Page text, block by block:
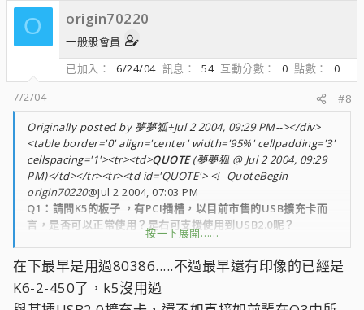
O origin70220
一般般會員
已加入
6/24/04 訊息 54 互動分數 0 點數
0
7/2/04
#8
Originally posted by 夢夢狐+Jul 2 2004, 09:29 PM--></div>
<table border='0' align='center' width='95%' cellpadding='3'
cellspacing='1'><tr><td>QUOTE(夢夢狐 @ Jul 2 2004, 09:29
PM)</td></tr><tr><td id='QUOTE'> <!--QuoteBegin-
origin70220@Jul 2 2004, 07:03 PM
Q1：請問K5的板子 ，有PCI插槽，以目前市售的USB擴充卡而
言，是否可以正常使用？是右可支援使用到USB2.0呢？
Q2：K5的板子…唉…沒有電池，舊型的BISO，設了密嗎後，忘
記了！如何消除密碼記憶？(這個死小孩把密碼忘了！這無所
謂，重點是她跟本就不知道說明書在那裡… )
而我也找不到有CLS的JUMP啦！眼花…
Q3：這個死小孩還跟我說：幫我灌XP喔！(用很認真的表情…)
按一下展開……
在下最早是用過80386.....不過最早還有印像的已經是
K6-2-450了，k5沒用過